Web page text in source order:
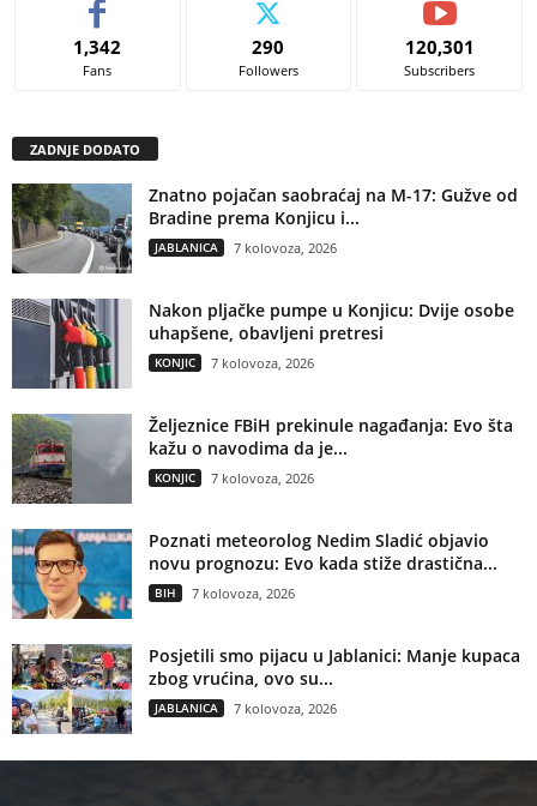
1,342
Fans
290
Followers
120,301
Subscribers
ZADNJE DODATO
Znatno pojačan saobraćaj na M-17: Gužve od
Bradine prema Konjicu i...
JABLANICA 7 kolovoza, 2026
Nakon pljačke pumpe u Konjicu: Dvije osobe
uhapšene, obavljeni pretresi
KONJIC 7 kolovoza, 2026
Željeznice FBiH prekinule nagađanja: Evo šta
kažu o navodima da je...
KONJIC 7 kolovoza, 2026
Poznati meteorolog Nedim Sladić objavio
novu prognozu: Evo kada stiže drastična...
BIH 7 kolovoza, 2026
Posjetili smo pijacu u Jablanici: Manje kupaca
zbog vrućina, ovo su...
JABLANICA 7 kolovoza, 2026